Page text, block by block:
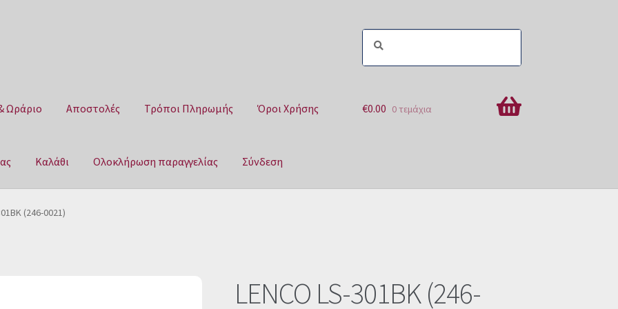
Ωράριο Αποστολές Τρόποι Πληρωμής Όροι Χρήσης
Καλάθι Ολοκλήρωση παραγγελίας Σύνδεση
Αποστολές Τρόποι Πληρωμής
€0.00 0 τεμάχια
(246-0021)
LENCO LS-301BK (246-